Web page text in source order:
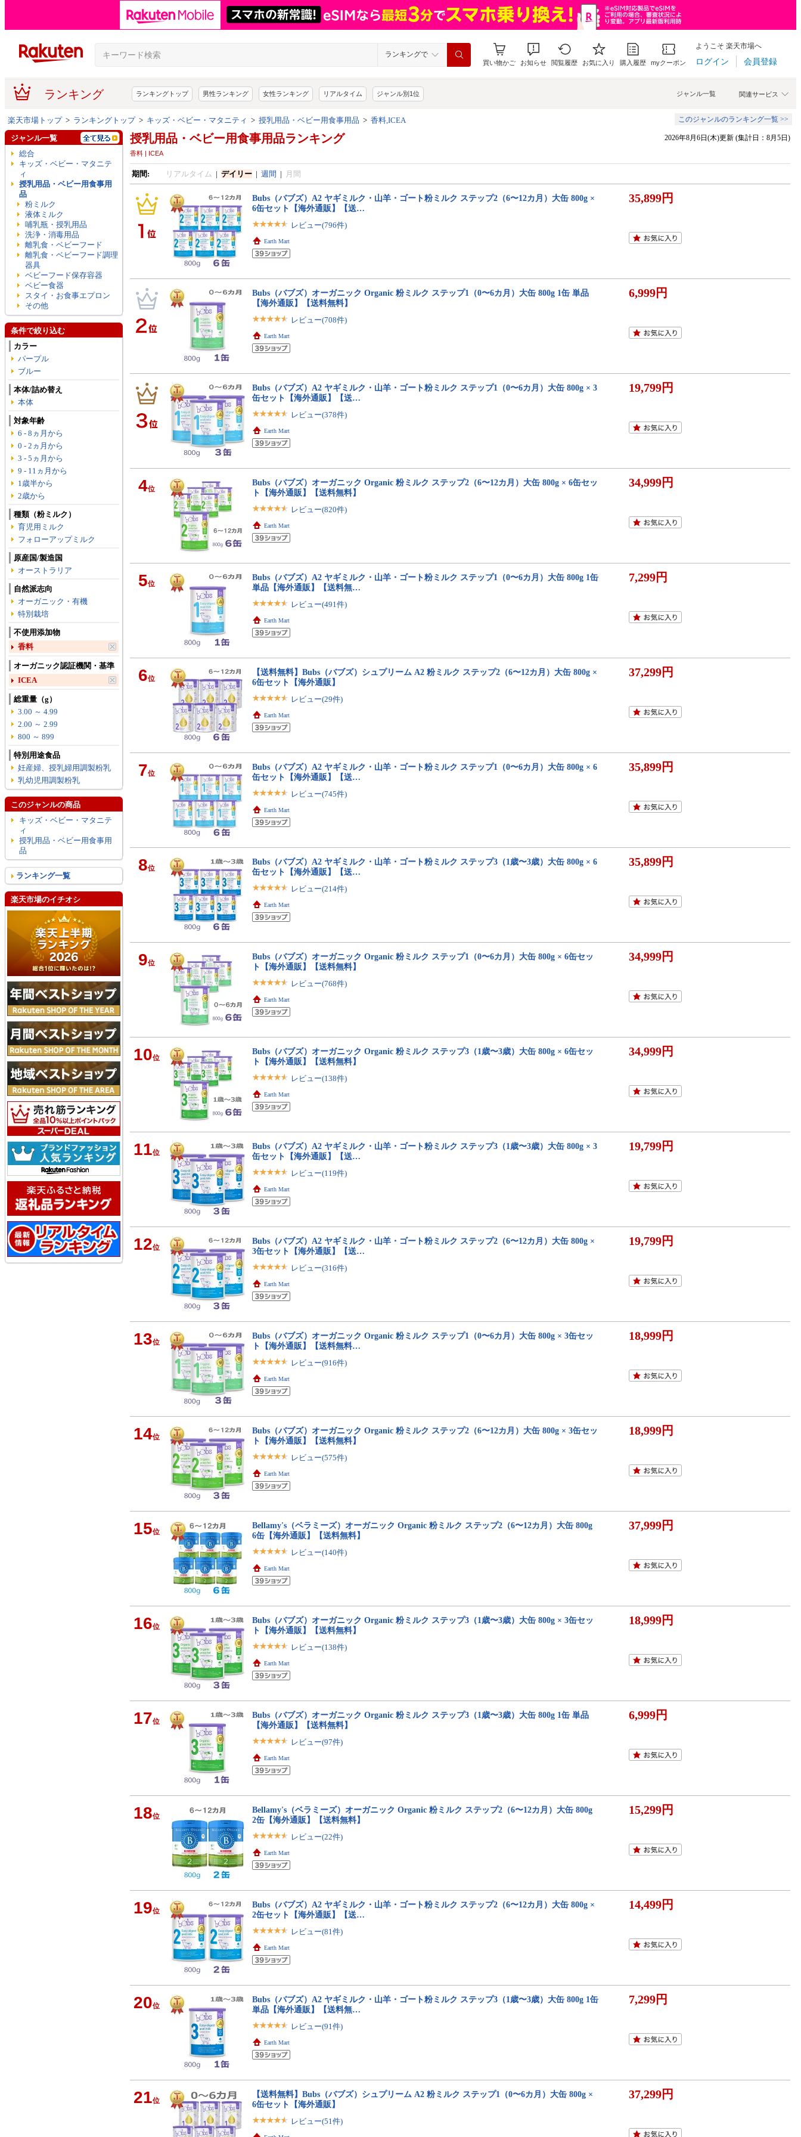
ランキングで
買い物かご お知らせ 閲覧履歴 お気に入り 購入履歴 myクーポン
ようこそ 楽天市場へ
ログイン 会員登録
ランキング 関連サービス
ジャンル一覧
ランキングトップ 男性ランキング 女性ランキング リアルタイム ジャンル別1位
楽天市場トップ> ランキングトップ> キッズ・ベビー・マタニティ > 授乳用品・ベビー用食事用品 > 香料,ICEA このジャンルのランキング一覧 >>
授乳用品・ベビー用食事用品ランキング
香料 | ICEA
2026年8月6日(木)更新 (集計日：8月5日)
期間: リアルタイム | デイリー| 週間 | 月間
Bubs（バブズ）A2 ヤギミルク・山羊・ゴート粉ミルク ステップ2（6〜12カ月）大缶 800g ×
6缶セット【海外通販】【送…
レビュー(796件)
Earth Mart
35,899円
Bubs（バブズ）オーガニック Organic 粉ミルク ステップ1（0〜6カ月）大缶 800g 1缶 単品
【海外通販】【送料無料】
レビュー(708件)
Earth Mart
6,999円
Bubs（バブズ）A2 ヤギミルク・山羊・ゴート粉ミルク ステップ1（0〜6カ月）大缶 800g × 3
缶セット【海外通販】【送…
レビュー(378件)
Earth Mart
19,799円
4位
Bubs（バブズ）オーガニック Organic 粉ミルク ステップ2（6〜12カ月）大缶 800g × 6缶セッ
ト【海外通販】【送料無料】
レビュー(820件)
Earth Mart
34,999円
5位
Bubs（バブズ）A2 ヤギミルク・山羊・ゴート粉ミルク ステップ1（0〜6カ月）大缶 800g 1缶
単品【海外通販】【送料無…
レビュー(491件)
Earth Mart
7,299円
6位
【送料無料】Bubs（バブズ）シュプリーム A2 粉ミルク ステップ2（6〜12カ月）大缶 800g ×
6缶セット【海外通販】
レビュー(29件)
Earth Mart
37,299円
7位
Bubs（バブズ）A2 ヤギミルク・山羊・ゴート粉ミルク ステップ1（0〜6カ月）大缶 800g × 6
缶セット【海外通販】【送…
レビュー(745件)
Earth Mart
35,899円
8位
Bubs（バブズ）A2 ヤギミルク・山羊・ゴート粉ミルク ステップ3（1歳〜3歳）大缶 800g × 6
缶セット【海外通販】【送…
レビュー(214件)
Earth Mart
35,899円
9位
Bubs（バブズ）オーガニック Organic 粉ミルク ステップ1（0〜6カ月）大缶 800g × 6缶セッ
ト【海外通販】【送料無料】
レビュー(768件)
Earth Mart
34,999円
10位
Bubs（バブズ）オーガニック Organic 粉ミルク ステップ3（1歳〜3歳）大缶 800g × 6缶セッ
ト【海外通販】【送料無料】
レビュー(138件)
Earth Mart
34,999円
11位
Bubs（バブズ）A2 ヤギミルク・山羊・ゴート粉ミルク ステップ3（1歳〜3歳）大缶 800g × 3
缶セット【海外通販】【送…
レビュー(119件)
Earth Mart
19,799円
12位
Bubs（バブズ）A2 ヤギミルク・山羊・ゴート粉ミルク ステップ2（6〜12カ月）大缶 800g ×
3缶セット【海外通販】【送…
レビュー(316件)
Earth Mart
19,799円
13位
Bubs（バブズ）オーガニック Organic 粉ミルク ステップ1（0〜6カ月）大缶 800g × 3缶セッ
ト【海外通販】【送料無料…
レビュー(916件)
Earth Mart
18,999円
14位
Bubs（バブズ）オーガニック Organic 粉ミルク ステップ2（6〜12カ月）大缶 800g × 3缶セッ
ト【海外通販】【送料無料】
レビュー(575件)
Earth Mart
18,999円
15位
Bellamy's（ベラミーズ）オーガニック Organic 粉ミルク ステップ2（6〜12カ月）大缶 800g
6缶【海外通販】【送料無料】
レビュー(140件)
Earth Mart
37,999円
16位
Bubs（バブズ）オーガニック Organic 粉ミルク ステップ3（1歳〜3歳）大缶 800g × 3缶セッ
ト【海外通販】【送料無料】
レビュー(138件)
Earth Mart
18,999円
17位
Bubs（バブズ）オーガニック Organic 粉ミルク ステップ3（1歳〜3歳）大缶 800g 1缶 単品
【海外通販】【送料無料】
レビュー(97件)
Earth Mart
6,999円
18位
Bellamy's（ベラミーズ）オーガニック Organic 粉ミルク ステップ2（6〜12カ月）大缶 800g
2缶【海外通販】【送料無料】
レビュー(22件)
Earth Mart
15,299円
19位
Bubs（バブズ）A2 ヤギミルク・山羊・ゴート粉ミルク ステップ2（6〜12カ月）大缶 800g ×
2缶セット【海外通販】【送…
レビュー(81件)
Earth Mart
14,499円
20位
Bubs（バブズ）A2 ヤギミルク・山羊・ゴート粉ミルク ステップ3（1歳〜3歳）大缶 800g 1缶
単品【海外通販】【送料無…
レビュー(91件)
Earth Mart
7,299円
21位
【送料無料】Bubs（バブズ）シュプリーム A2 粉ミルク ステップ1（0〜6カ月）大缶 800g ×
6缶セット【海外通販】
レビュー(51件)
37,299円
ジャンル一覧
総合
キッズ・ベビー・マタニテ
ィ
授乳用品・ベビー用食事用
品
粉ミルク
液体ミルク
哺乳瓶・授乳用品
洗浄・消毒用品
離乳食・ベビーフード
離乳食・ベビーフード調理
器具
ベビーフード保存容器
ベビー食器
スタイ・お食事エプロン
その他
条件で絞り込む
カラー
パープル
ブルー
本体/詰め替え
本体
対象年齢
6 - 8ヵ月から
0 - 2ヵ月から
3 - 5ヵ月から
9 - 11ヵ月から
1歳半から
2歳から
種類（粉ミルク）
育児用ミルク
フォローアップミルク
原産国/製造国
オーストラリア
自然派志向
オーガニック・有機
特別栽培
不使用添加物
香料
オーガニック認証機関・基準
ICEA
総重量（g）
3.00 ～ 4.99
2.00 ～ 2.99
800 ～ 899
特別用途食品
妊産婦、授乳婦用調製粉乳
乳幼児用調製粉乳
このジャンルの商品
キッズ・ベビー・マタニテ
ィ
授乳用品・ベビー用食事用
品
ランキング一覧
楽天市場のイチオシ